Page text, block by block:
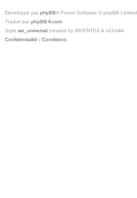
Développé par phpBB® Forum Software © phpBB Limited
Traduit par phpBB-fr.com
Style we_universal created by INVENTEA & v12mike
Confidentialité | Conditions